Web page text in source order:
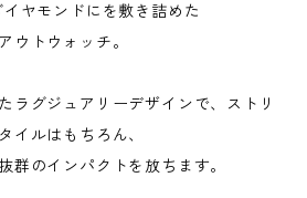
ヤモンドにを敷き詰めた
ウトウォッチ。
ラグジュアリーデザインで、ストリ
イルはもちろん、
群のインパクトを放ちます。